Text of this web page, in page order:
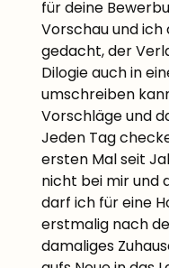
für deine
Vorschau und ich
gedacht, der
Dilogie auch in
umschreiben
Vorschläge und
Jeden Tag
ersten Mal seit
nicht bei mir und
darf ich für eine
erstmalig nach
damaliges